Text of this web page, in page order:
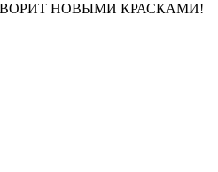
НОВЫМИ КРАСКАМИ!